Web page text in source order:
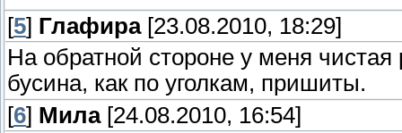
[5] Глафира[23.08.2010, 18:29]
На обратной стороне у меня
бусина, как по уголкам, пришиты.
[6] Мила[24.08.2010, 16:54]